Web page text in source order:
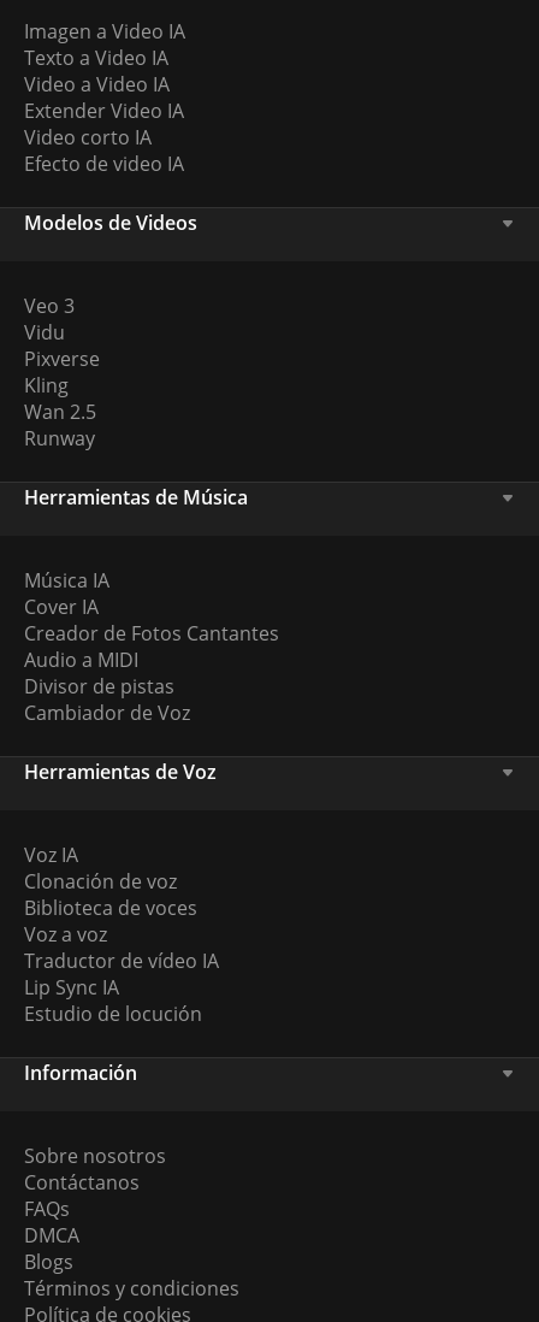
Imagen a Video IA
Texto a Video IA
Video a Video IA
Extender Video IA
Video corto IA
Efecto de video IA
Modelos de Videos
Veo 3
Vidu
Pixverse
Kling
Wan 2.5
Runway
Herramientas de Música
Música IA
Cover IA
Creador de Fotos Cantantes
Audio a MIDI
Divisor de pistas
Cambiador de Voz
Herramientas de Voz
Voz IA
Clonación de voz
Biblioteca de voces
Voz a voz
Traductor de vídeo IA
Lip Sync IA
Estudio de locución
Información
Sobre nosotros
Contáctanos
FAQs
DMCA
Blogs
Términos y condiciones
Política de cookies